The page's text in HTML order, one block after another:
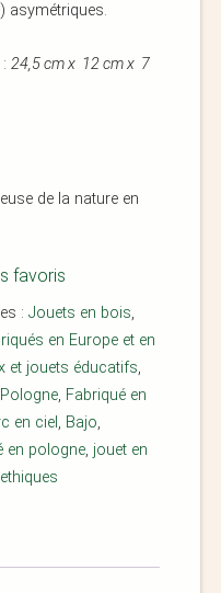
asymétriques.
24,5 cm x 12 cm x 7
de la nature en
favoris
: Jouets en bois,
en Europe et en
et jouets éducatifs,
, Fabriqué en
en ciel , Bajo,
en pologne, jouet en